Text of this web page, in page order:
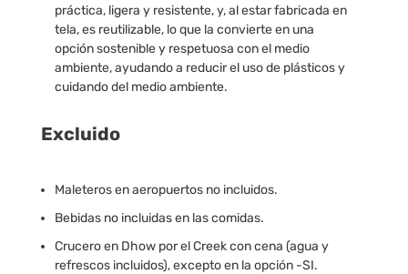
práctica, ligera y resistente, y, al estar fabricada en
tela, es reutilizable, lo que la convierte en una
opción sostenible y respetuosa con el medio
ambiente, ayudando a reducir el uso de plásticos y
cuidando del medio ambiente.
Excluido
Maleteros en aeropuertos no incluidos.
Bebidas no incluidas en las comidas.
Crucero en Dhow por el Creek con cena (agua y
refrescos incluidos), excepto en la opción -SI.